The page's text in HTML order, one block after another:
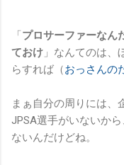
「プロサーファーなん
ておけ 」なんてのは、
らすれば（おっさんの
まぁ自分の周りには、
JPSA選手がいないか
ないんだけどね。